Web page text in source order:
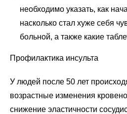
необходимо указать, как
насколько стал хуже себя
больной, а также какие
Профилактика инсульта
У людей после 50 лет
возрастные изменения
снижение эластичности